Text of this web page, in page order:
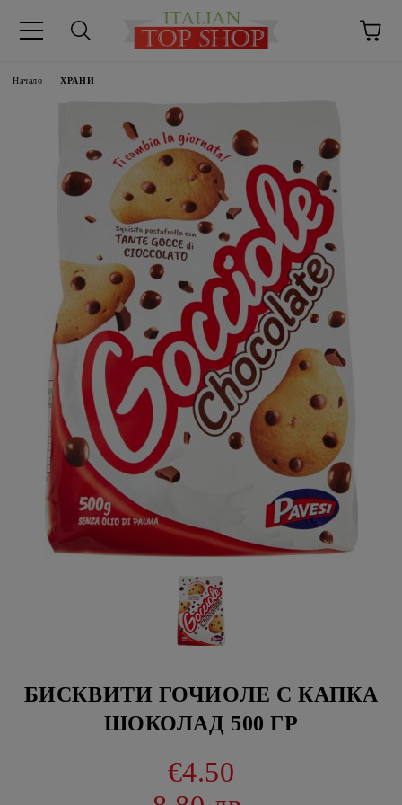
Начало ХРАНИ
БИСКВИТИ ГОЧИОЛЕ С КАПКА
ШОКОЛАД 500 ГР
€4.50